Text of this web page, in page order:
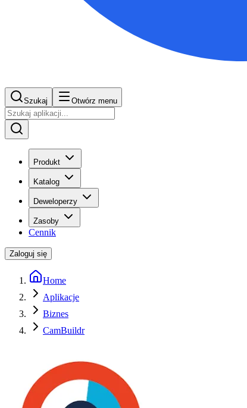
Szukaj Otwórz menu
Produkt
Katalog
Deweloperzy
Zasoby
Cennik
Zaloguj się
Home
Aplikacje
Biznes
CamBuildr